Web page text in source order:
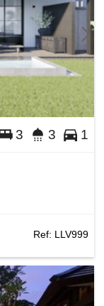
3 3 1
Ref: LLV999